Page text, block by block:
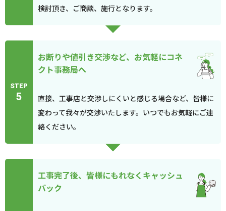
検討頂き、ご商談、施行となります。
STEP
5
お断りや値引き交渉など、お気軽にコネ
クト事務局へ
直接、工事店と交渉しにくいと感じる場合など、皆様に
変わって我々が交渉いたします。いつでもお気軽にご連
絡ください。
工事完了後、皆様にもれなくキャッシュ
バック